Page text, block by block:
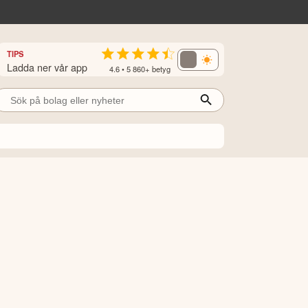
TIPS
Ladda ner vår app 4.6 • 5 860+ betyg